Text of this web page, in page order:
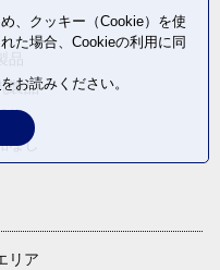
製品
物
なし
リア
、クッキー（Cookie）を使
た場合、Cookieの利用に同
をお読みください。